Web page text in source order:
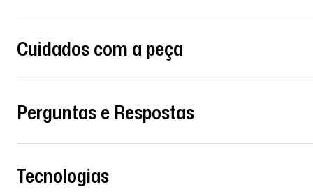
Cuidados com a peça
Perguntas e Respostas
Tecnologias